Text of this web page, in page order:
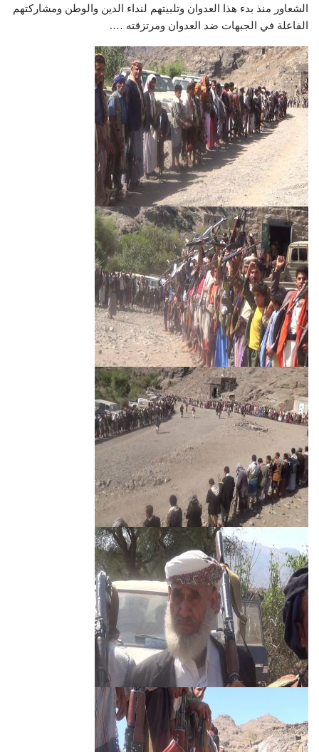
الشعاور منذ بدء هذا العدوان وتلبيتهم لنداء الدين والوطن ومشاركتهم
الفاعلة في الجبهات ضد العدوان ومرتزقته ….